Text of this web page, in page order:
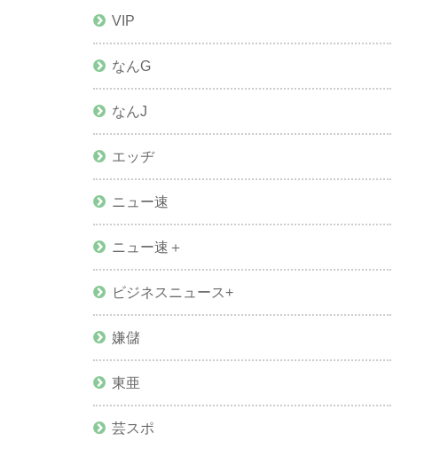
VIP
なんG
なんJ
エッヂ
ニュー速
ニュー速＋
ビジネスニュース+
嫌儲
東亜
芸スポ